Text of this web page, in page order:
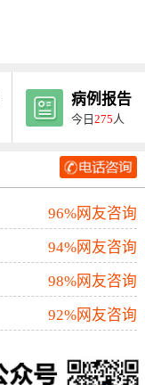
病例报告
今日275 人
96%网友咨询
94%网友咨询
98%网友咨询
92%网友咨询